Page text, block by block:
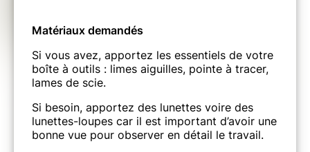
Matériaux demandés
Si vous avez, apportez les essentiels de votre
boîte à outils : limes aiguilles, pointe à tracer,
lames de scie.
Si besoin, apportez des lunettes voire des
lunettes-loupes car il est important d’avoir une
bonne vue pour observer en détail le travail.